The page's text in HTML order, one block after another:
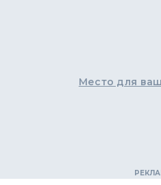
Место для